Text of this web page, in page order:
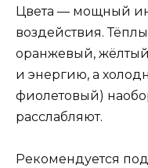
Цвета — мощный
воздействия.
оранжевый,
и энергию, а
фиолетовый)
расслабляют.
Рекомендуется